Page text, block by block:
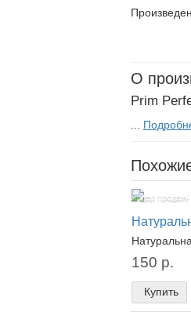
О
Prim
Лидер продаж!
150 р.
Купить